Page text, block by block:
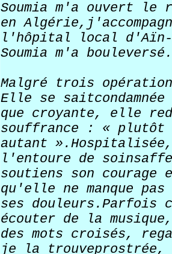
Soumia m'a ouvert le
en
l'hôpital local d'Aïn-
Soumia m'a bouleversé.
Malgré trois
Elle se
que croyante, elle
souffrance : « plutôt
autant
l'entoure de
soutiens son
qu'elle ne manque
ses douleurs.Parfois
écouter de la
des mots croisés,
je la trouveprostrée,